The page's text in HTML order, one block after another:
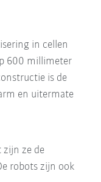
in cellen
600 millimeter
is de
en uitermate
zijn ze de
robots zijn ook